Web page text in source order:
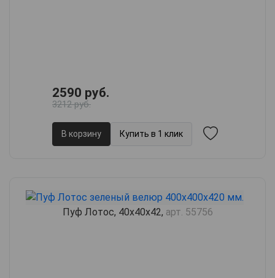
2590 руб.
3212 руб.
В корзину Купить в 1 клик
Пуф Лотос, 40х40х42, арт. 55756